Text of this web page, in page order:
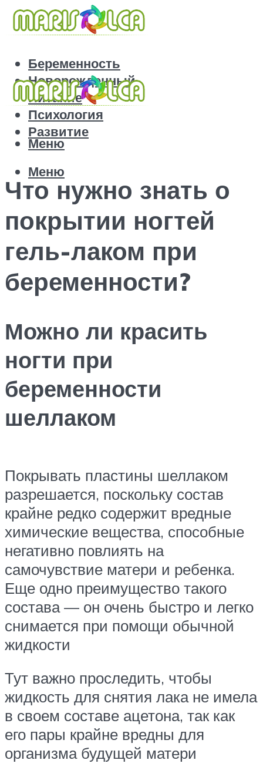
Беременность
Новорожденный
Питание
Психология
Развитие
Меню
Меню
Что нужно знать о
покрытии ногтей
гель-лаком при
беременности?
Можно ли красить
ногти при
беременности
шеллаком
Покрывать пластины шеллаком
разрешается, поскольку состав
крайне редко содержит вредные
химические вещества, способные
негативно повлиять на
самочувствие матери и ребенка.
Еще одно преимущество такого
состава — он очень быстро и легко
снимается при помощи обычной
жидкости
Тут важно проследить, чтобы
жидкость для снятия лака не имела
в своем составе ацетона, так как
его пары крайне вредны для
организма будущей матери